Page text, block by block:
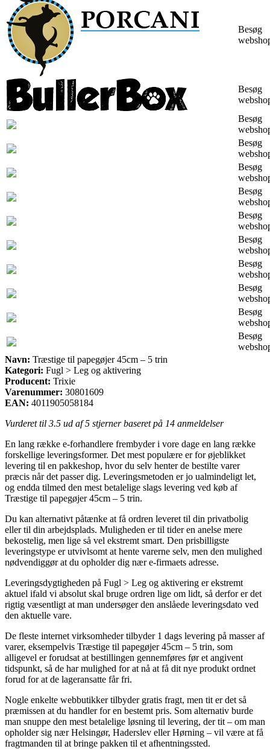
Besøg
Besøg
Besøg
Besøg
Besøg
Besøg
Besøg
Besøg
Besøg
Besøg
Besøg
Besøg
Navn: Træstige til papegøjer 45cm – 5 trin
Kategori: Fugl > Leg og aktivering
Producent: Trixie
Varenummer: 30801609
EAN: 4011905058184
Vurderet til 3.5 ud af 5 stjerner baseret på 14 anmeldelser
En lang række e-forhandlere frembyder i vore dage en lang række
forskellige leveringsformer. Det mest populære er for øjeblikket
levering til en pakkeshop, hvor du selv henter de bestilte varer
præcis når det passer dig. Leveringsmetoden er jo ualmindeligt let,
og endda tilmed den mest betalelige slags levering ved køb af
Træstige til papegøjer 45cm – 5 trin.
Du kan alternativt påtænke at få ordren leveret til din privatbolig
eller til din arbejdsplads. Muligheden er til tider en anelse mere
bekostelig, men lige så vel ekstremt smart. Den prisbilligste
leveringstype er utvivlsomt at hente varerne selv, men den mulighed
nødvendiggør at du opholder dig nær e-firmaets adresse.
Leveringsdygtigheden på Fugl > Leg og aktivering er ekstremt
aktuel ifald vi absolut skal bruge ordren lige om lidt, så derfor er det
rigtig væsentligt at man undersøger den anslåede leveringsdato ved
den aktuelle vare.
De fleste internet virksomheder tilbyder 1 dags levering på masser af
varer, eksempelvis Træstige til papegøjer 45cm – 5 trin, som
alligevel er forudsat at bestillingen gennemføres før et angivent
tidspunkt, så de har mulighed for at nå at få dit nye produkt ordnet
forud for at de lageransatte får fri.
Nogle enkelte webbutikker tilbyder gratis fragt, men tit er det så
præmissen at du handler for en bestemt pris. Som alternativ burde
man snuppe den mest betalelige løsning til levering, der tit – om man
opholder sig nær Helsingør, Haderslev eller Hørning – vil være at få
fragtmanden til at bringe pakken til et afhentningssted.